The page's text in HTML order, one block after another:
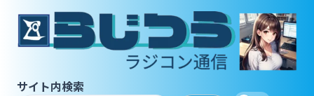
サイト内検索